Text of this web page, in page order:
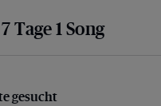
Tage 1 Song
gesucht
gesucht